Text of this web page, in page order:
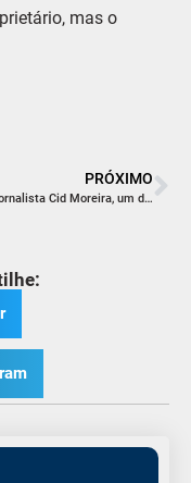
mas o
PRÓXIMO
Morre o jornalista Cid Moreira, um dos rostos mais icônicos da televisão brasileira, aos 97 anos